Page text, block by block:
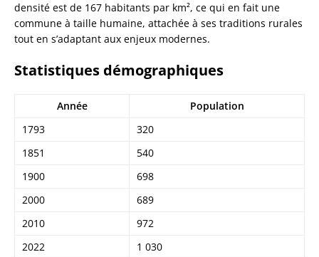
densité est de 167 habitants par km², ce qui en fait une
commune à taille humaine, attachée à ses traditions rurales
tout en s’adaptant aux enjeux modernes.
Statistiques démographiques
Année
Population
1793
320
1851
540
1900
698
2000
689
2010
972
2022
1 030